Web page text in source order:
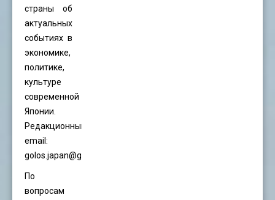
страны об
актуальных
событиях в
экономике,
политике,
культуре
современной
Японии.
Редакционный
email:
golos.japan@gmail.com
По
вопросам